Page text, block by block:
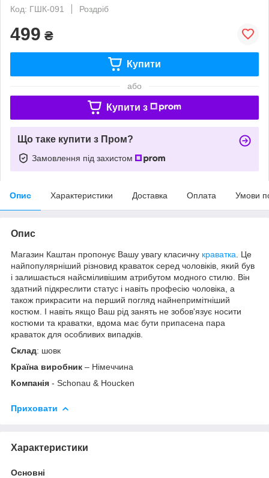
Код: ГШК-091
Роздріб
499 ₴
Купити
або
Купити з
Що таке купити з Пром?
Замовлення під захистом
Опис Характеристики Доставка Оплата Умови
Опис
Магазин Каштан пропонує Вашу увагу класичну краватка . Це
найпопулярніший різновид краваток серед чоловіків, який був
і залишається найсміливішим атрибутом модного стилю. Він
здатний підкреслити статус і навіть професію чоловіка, а
також прикрасити на перший погляд найнепримітніший
костюм. І навіть якщо Ваш рід занять не зобов'язує носити
костюми та краватки, вдома має бути припасена пара
краваток для особливих випадків.
Склад: шовк
Країна виробник – Німеччина
Компанія - Schonau & Houcken
Приховати
Характеристики
Основні